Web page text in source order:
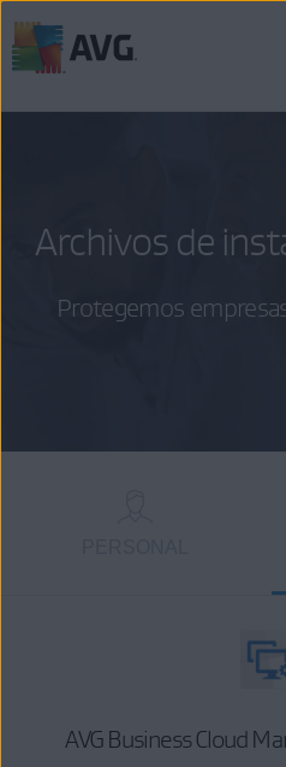
al
Archivos de
Protegemos
AVG Business Cloud